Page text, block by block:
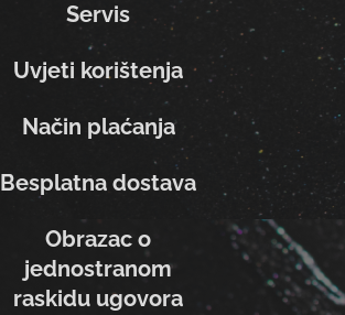
Servis
Uvjeti korištenja
Način plaćanja
Besplatna dostava
Obrazac o
jednostranom
raskidu ugovora